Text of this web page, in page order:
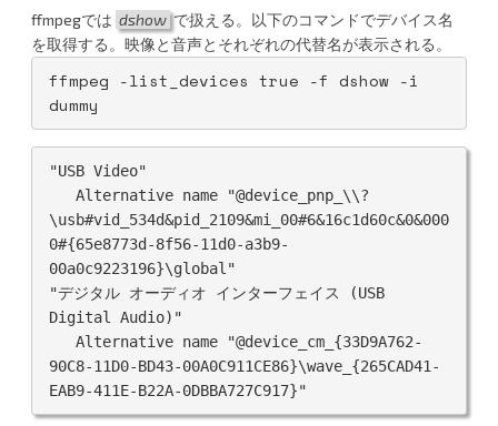
ffmpegでは dshow で扱える。以下のコマンドでデバイス名
を取得する。映像と音声とそれぞれの代替名が表示される。
ffmpeg -list_devices true -f dshow -i
dummy
"USB Video"
\usb#vid_534d&pid_2109&mi_00#6&16c1d60c&0&000
0#{65e8773d-8f56-11d0-a3b9-
00a0c9223196}\global"
"デジタル オーディオ インターフェイス (USB
Digital Audio)"
90C8-11D0-BD43-00A0C911CE86}\wave_{265CAD41-